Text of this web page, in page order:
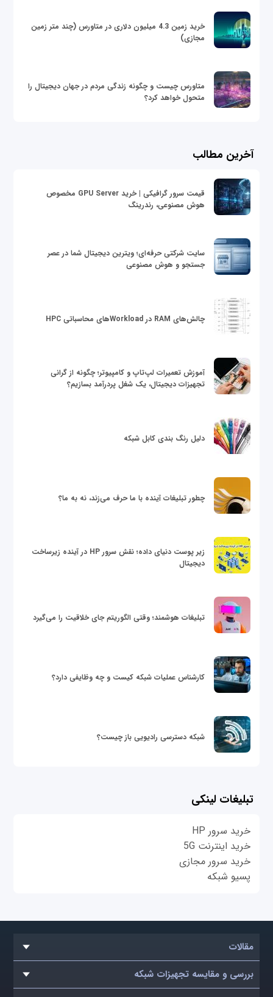
خرید زمین 4.3 میلیون دلاری در متاورس (چند متر زمین
مجازی)
متاورس چیست و چگونه زندگی مردم در جهان دیجیتال را
متحول خواهد کرد؟
آخرین مطالب
قیمت سرور گرافیکی | خرید GPU Server مخصوص
هوش مصنوعی، رندرینگ
سایت شرکتی حرفه‌ای؛ ویترین دیجیتال شما در عصر
جستجو و هوش مصنوعی
چالش‌های RAM در Workloadهای محاسباتی HPC
آموزش تعمیرات لپ‌تاپ و کامپیوتر؛ چگونه از گرانی
تجهیزات دیجیتال، یک شغل پردرآمد بسازیم؟
دلیل رنگ بندی کابل شبکه
چطور تبلیغات آینده با ما حرف می‌زند، نه به ما؟
زیر پوست دنیای داده؛ نقش سرور HP در آینده زیرساخت
دیجیتال
تبلیغات هوشمند؛ وقتی الگوریتم جای خلاقیت را می‌گیرد
کارشناس عملیات شبکه کیست و چه وظایفی دارد؟
شبکه دسترسی رادیویی باز چیست؟
تبلیغات لینکی
خرید سرور HP
خرید اینترنت 5G
خرید سرور مجازی
پسیو شبکه
مقالات
بررسی و مقایسه تجهیزات شبکه